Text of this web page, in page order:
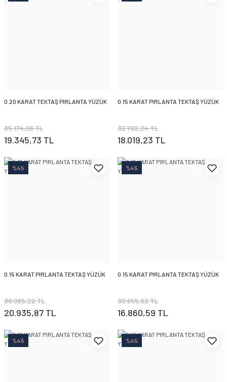
0.20 KARAT TEKTAŞ PIRLANTA YÜZÜK
35.174,06 TL
19.345,73 TL
0.15 KARAT PIRLANTA TEKTAŞ YÜZÜK
32.762,24 TL
18.019,23 TL
%45
0.15 KARAT PIRLANTA TEKTAŞ YÜZÜK
38.065,22 TL
20.935,87 TL
%45
0.15 KARAT PIRLANTA TEKTAŞ YÜZÜK
30.655,62 TL
16.860,59 TL
%45 %45